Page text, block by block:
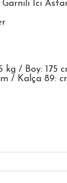
Icı
kg / Boy: 175
/ Kalça 89: